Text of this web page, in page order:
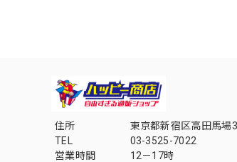
住所
東京都新宿区高田馬場
TEL
03-3525-7022
営業時間
12－17時